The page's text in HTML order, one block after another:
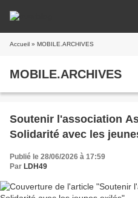
Accueil » MOBILE.ARCHIVES
MOBILE.ARCHIVES
Soutenir l'association
Solidarité avec les
Publié le 28/06/2026 à 17:59
Par LDH49